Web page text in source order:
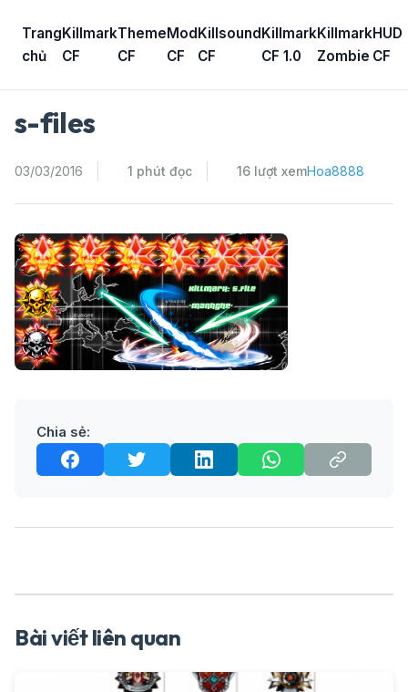
content
Trang
chủ
Killmark
CF
Theme
CF
Mod
CF
Killsound
CF
Killmark
CF 1.0
Killmark
Zombie
HUD
CF
s-files
03/03/2016 1 phút đọc 16 lượt xemHoa8888
Chia sẻ:
Bài viết liên quan